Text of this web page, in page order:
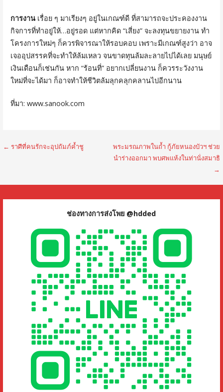
การงานเรื่อย ๆ มาเรียงๆ อยู่ในเกณฑ์ดี ที่สามารถจะประคองงาน
กิจการที่ทำอยู่ให้…อยู่รอด แต่หากคิด “เสี่ยง” จะลงทุนขยายงาน ทำ
โครงการใหม่ๆ ก็ควรพิจารณาให้รอบคอบ เพราะมีเกณฑ์สูงว่า อาจ
เจออุปสรรคที่จะทำให้ล้มเหลว จนขาดทุนล้มละลายไปได้เลย มนุษย์
เงินเดือนก็เช่นกัน หาก “ร้อนที่” อยากเปลี่ยนงาน ก็ควรระวังงาน
ใหม่ที่จะได้มา ก็อาจทำให้ชีวิตล้มลุกคลุกคลานไปอีกนาน
ที่มา: www.sanook.com
แนะแนว
← ราศีที่คนรักจะอุปถัมภ์ค้ำชู
พระมรณภาพในถ้ำ กู้ภัยหนองบัวฯ ช่วย
นำร่างออกมา พบศพแห้งในท่านั่งสมาธิ
→
ช่องทางการส่งโพย @hdded